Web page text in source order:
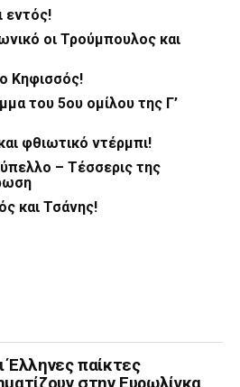
εντός!
οι Τρούμπουλος και
Κηφισσός!
του 5ου ομίλου της Γ’
φθιωτικό ντέρμπι!
– Τέσσερις της
και Τσάνης!
Έλληνες παίκτες
στην Ευρωλίγκα